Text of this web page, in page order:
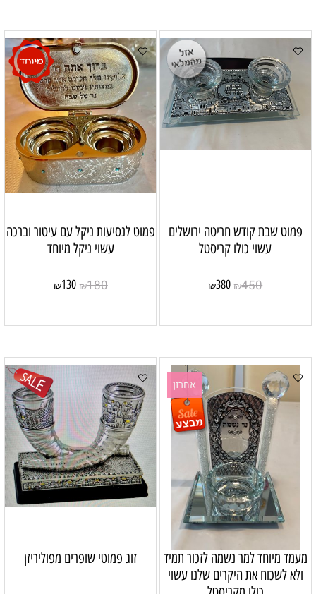
פמוט שבת קודש חריטה ירושלים
עשוי כולו קריסטל
₪450
₪380
פמוט לנסיעות ניקל עם עיטור וברכה
עשוי ניקל מיוחד
₪180
₪130
אחרון
מעמד מיוחד למר נשמה לזכור תמיד
ולא לשכוח את היקרים שלנו עשוי
זוג פמוטי שופרים מפוליריזן